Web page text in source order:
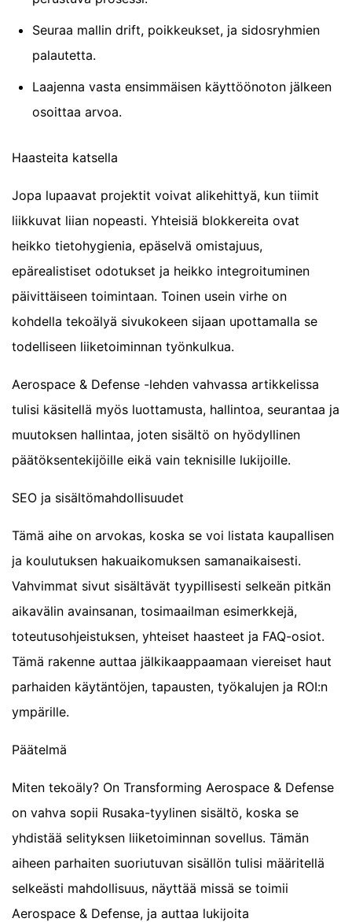
Seuraa mallin drift, poikkeukset, ja sidosryhmien
palautetta.
Laajenna vasta ensimmäisen käyttöönoton jälkeen
osoittaa arvoa.
Haasteita katsella
Jopa lupaavat projektit voivat alikehittyä, kun tiimit
liikkuvat liian nopeasti. Yhteisiä blokkereita ovat
heikko tietohygienia, epäselvä omistajuus,
epärealistiset odotukset ja heikko integroituminen
päivittäiseen toimintaan. Toinen usein virhe on
kohdella tekoälyä sivukokeen sijaan upottamalla se
todelliseen liiketoiminnan työnkulkua.
Aerospace & Defense -lehden vahvassa artikkelissa
tulisi käsitellä myös luottamusta, hallintoa, seurantaa ja
muutoksen hallintaa, joten sisältö on hyödyllinen
päätöksentekijöille eikä vain teknisille lukijoille.
SEO ja sisältömahdollisuudet
Tämä aihe on arvokas, koska se voi listata kaupallisen
ja koulutuksen hakuaikomuksen samanaikaisesti.
Vahvimmat sivut sisältävät tyypillisesti selkeän pitkän
aikavälin avainsanan, tosimaailman esimerkkejä,
toteutusohjeistuksen, yhteiset haasteet ja FAQ-osiot.
Tämä rakenne auttaa jälkikaappaamaan viereiset haut
parhaiden käytäntöjen, tapausten, työkalujen ja ROI:n
ympärille.
Päätelmä
Miten tekoäly? On Transforming Aerospace & Defense
on vahva sopii Rusaka-tyylinen sisältö, koska se
yhdistää selityksen liiketoiminnan sovellus. Tämän
aiheen parhaiten suoriutuvan sisällön tulisi määritellä
selkeästi mahdollisuus, näyttää missä se toimii
Aerospace & Defense, ja auttaa lukijoita